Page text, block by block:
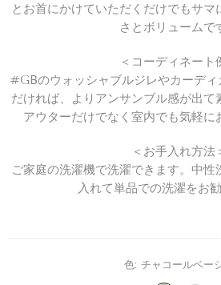
とお首にかけていただくだけでもサ
さとボリュームで
＜コーディネート
#GBのウォッシャブルジレやカーディ
だければ、よりアンサンブル感が出
アウターだけでなく室内でも気軽に
＜お手入れ方法
ご家庭の洗濯機で洗濯できます。中性
入れて単品での洗濯をお勧
色: チャコールベー